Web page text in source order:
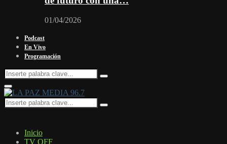
01/04/2026
Podcast
En Vivo
Programación
Search
for:
Search
Facebook
Twitter
Instagram
Youtube
Email
Twitch
Whatsapp
Primary
Menu
Search
for:
Search
Inicio
TV OFF